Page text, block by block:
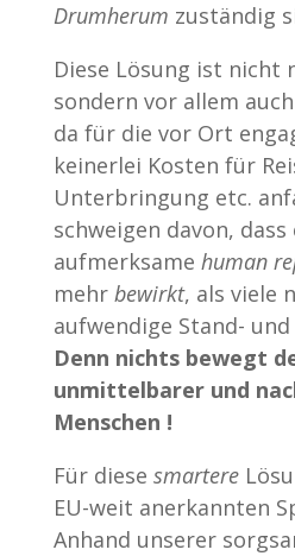
Drumherum zuständig
Diese Lösung ist nicht
sondern vor allem
da für die vor Ort
keinerlei Kosten für
Unterbringung etc.
schweigen davon,
aufmerksame human
mehr bewirkt, als viele
aufwendige Stand-
Denn nichts bewegt
unmittelbarer und
Menschen !
Für diese smartere
EU-weit anerkannten
Anhand unserer